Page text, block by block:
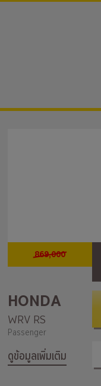
869,000
HONDA
WRV RS
Passenger
ดูข้อมูลเพิ่มเติม